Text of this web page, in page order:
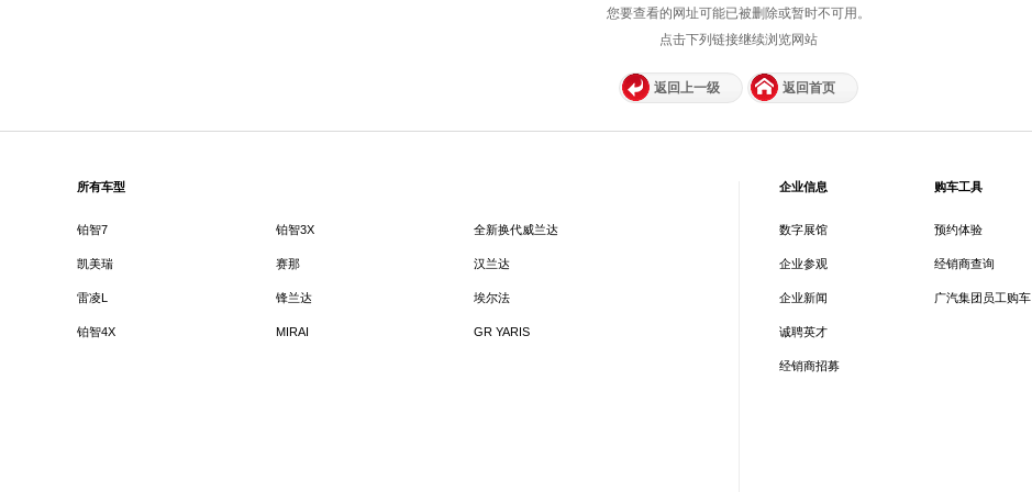
您要查看的网址可能已被删除或暂时不可用。
点击下列链接继续浏览网站
返回上一级 返回首页
所有车型
铂智7 铂智3X 全新换代威兰达
凯美瑞 赛那 汉兰达
雷凌L 锋兰达 埃尔法
铂智4X MIRAI GR YARIS
企业信息
数字展馆
企业参观
企业新闻
诚聘英才
经销商招募
购车工具
预约体验
经销商查询
广汽集团员工购车